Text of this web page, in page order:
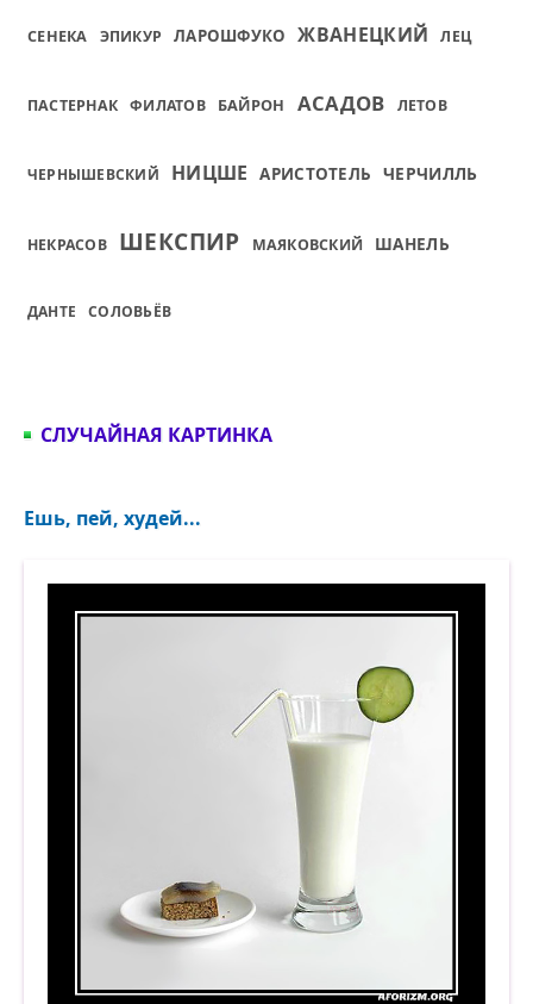
СЕНЕКА ЭПИКУР ЛАРОШФУКО ЖВАНЕЦКИЙ ЛЕЦ
ПАСТЕРНАК ФИЛАТОВ БАЙРОН АСАДОВ ЛЕТОВ
ЧЕРНЫШЕВСКИЙ НИЦШЕ АРИСТОТЕЛЬ ЧЕРЧИЛЛЬ
НЕКРАСОВ ШЕКСПИР МАЯКОВСКИЙ ШАНЕЛЬ
ДАНТЕ СОЛОВЬЁВ
СЛУЧАЙНАЯ КАРТИНКА
Ешь, пей, худей...